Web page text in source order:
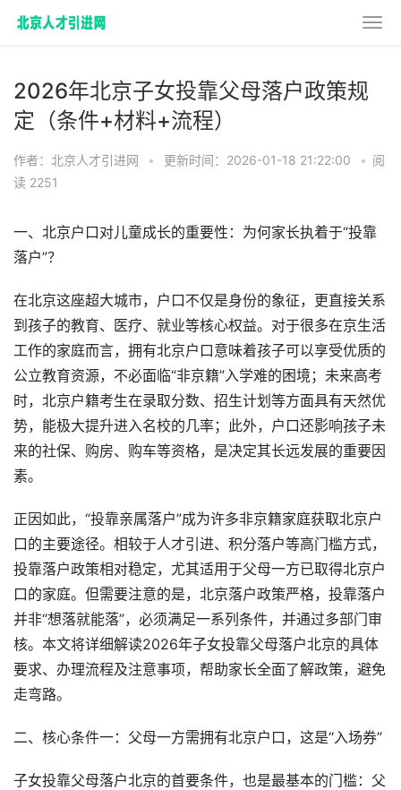
2026年北京子女投靠父母落户政策规
定（条件+材料+流程）
作者：北京人才引进网 • 更新时间：2026-01-18 21:22:00 • 阅
读 2251
一、北京户口对儿童成长的重要性：为何家长执着于“投靠
落户”？
在北京这座超大城市，户口不仅是身份的象征，更直接关系
到孩子的教育、医疗、就业等核心权益。对于很多在京生活
工作的家庭而言，拥有北京户口意味着孩子可以享受优质的
公立教育资源，不必面临“非京籍”入学难的困境；未来高考
时，北京户籍考生在录取分数、招生计划等方面具有天然优
势，能极大提升进入名校的几率；此外，户口还影响孩子未
来的社保、购房、购车等资格，是决定其长远发展的重要因
素。
正因如此，“投靠亲属落户”成为许多非京籍家庭获取北京户
口的主要途径。相较于人才引进、积分落户等高门槛方式，
投靠落户政策相对稳定，尤其适用于父母一方已取得北京户
口的家庭。但需要注意的是，北京落户政策严格，投靠落户
并非“想落就能落”，必须满足一系列条件，并通过多部门审
核。本文将详细解读2026年子女投靠父母落户北京的具体
要求、办理流程及注意事项，帮助家长全面了解政策，避免
走弯路。
二、核心条件一：父母一方需拥有北京户口，这是“入场券”
子女投靠父母落户北京的首要条件，也是最基本的门槛：父